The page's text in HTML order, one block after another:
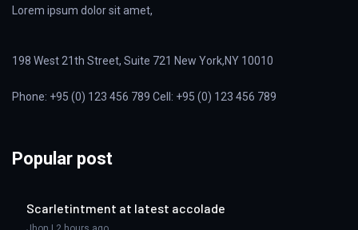
Lorem ipsum dolor sit amet,
198 West 21th Street, Suite 721 New York,NY 10010
Phone: +95 (0) 123 456 789 Cell: +95 (0) 123 456 789
Popular post
Scarletintment at latest accolade